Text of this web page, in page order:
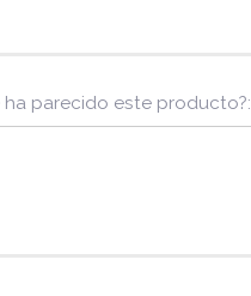
ha parecido este producto?: